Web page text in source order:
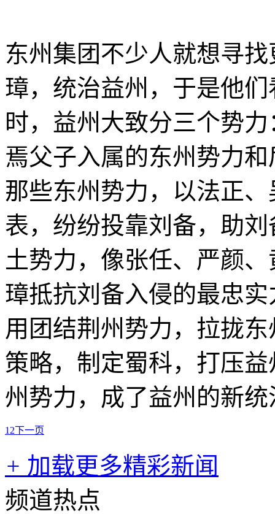
东州集团不少人就想寻
璋，统治益州，于是他
时，益州大致分三个势
焉父子入属的东州势力
那些东州势力，以法正
表，纷纷投靠刘备，助
土势力，像张任、严颜
璋抵抗刘备入侵的最忠
用团结荆州势力，拉拢
策略，制定蜀科，打压
州势力，成了益州的新
1 2下一页
+ 加载更多精彩新闻
频道热点